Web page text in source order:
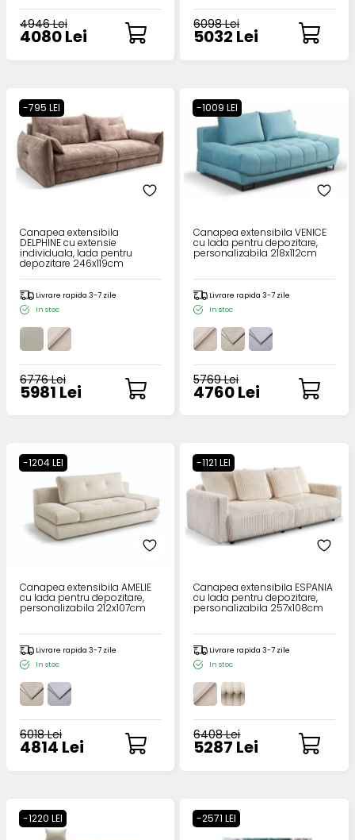
4946 Lei
4080 Lei
6098 Lei
5032 Lei
-795 LEI
Canapea extensibila
DELPHINE cu extensie
individuala, lada pentru
depozitare 246x119cm
Livrare rapida 3-7 zile
In stoc
6776 Lei
5981 Lei
-1009 LEI
Canapea extensibila VENICE
cu lada pentru depozitare,
personalizabila 218x112cm
Livrare rapida 3-7 zile
In stoc
5769 Lei
4760 Lei
-1204 LEI
Canapea extensibila AMELIE
cu lada pentru depozitare,
personalizabila 212x107cm
Livrare rapida 3-7 zile
In stoc
6018 Lei
4814 Lei
-1121 LEI
Canapea extensibila ESPANIA
cu lada pentru depozitare,
personalizabila 257x108cm
Livrare rapida 3-7 zile
In stoc
6408 Lei
5287 Lei
-1220 LEI -2571 LEI